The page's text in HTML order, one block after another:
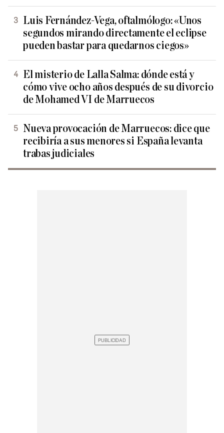
Luis Fernández-Vega, oftalmólogo: «Unos
segundos mirando directamente el eclipse
pueden bastar para quedarnos ciegos»
El misterio de Lalla Salma: dónde está y
cómo vive ocho años después de su divorcio
de Mohamed VI de Marruecos
Nueva provocación de Marruecos: dice que
recibiría a sus menores si España levanta
trabas judiciales